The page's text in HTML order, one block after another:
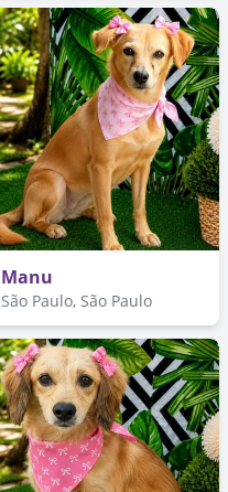
Manu
São Paulo, São Paulo